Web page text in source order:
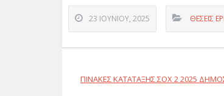
23 ΙΟΥΝΊΟΥ, 2025 ΘΈΣΕΙΣ
ΠΙΝΑΚΕΣ ΚΑΤΑΤΑΞΗΣ ΣΟΧ 2 2025